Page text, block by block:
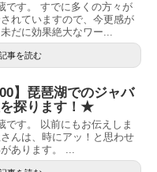
です。 すでに多くの方々が
れていますので、今更感が
だに効果絶大なワー...
事を読む
】琵琶湖でのジャバ
を探ります！★
です。 以前にもお伝えしま
んは、時にアッ！と思わせ
あります。 ...